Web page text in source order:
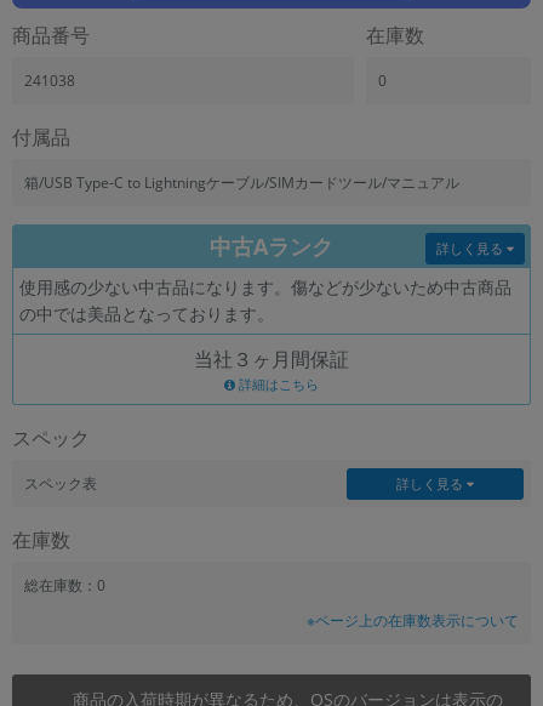
商品番号
241038
在庫数
0
付属品
箱/USB Type-C to Lightningケーブル/SIMカードツール/マニュアル
中古Aランク
使用感の少ない中古品になります。傷などが少ないため中古商品
の中では美品となっております。
詳しく見る
当社３ヶ月間保証
詳細はこちら
スペック
スペック表 詳しく見る
在庫数
総在庫数：0
※ページ上の在庫数表示について
商品の入荷時期が異なるため、OSのバージョンは表示の
ドライブ
ドライブの絞り込み
ランク
「新品」「未使用」「中古」など
CPU
OSの絞り込み
メモリ